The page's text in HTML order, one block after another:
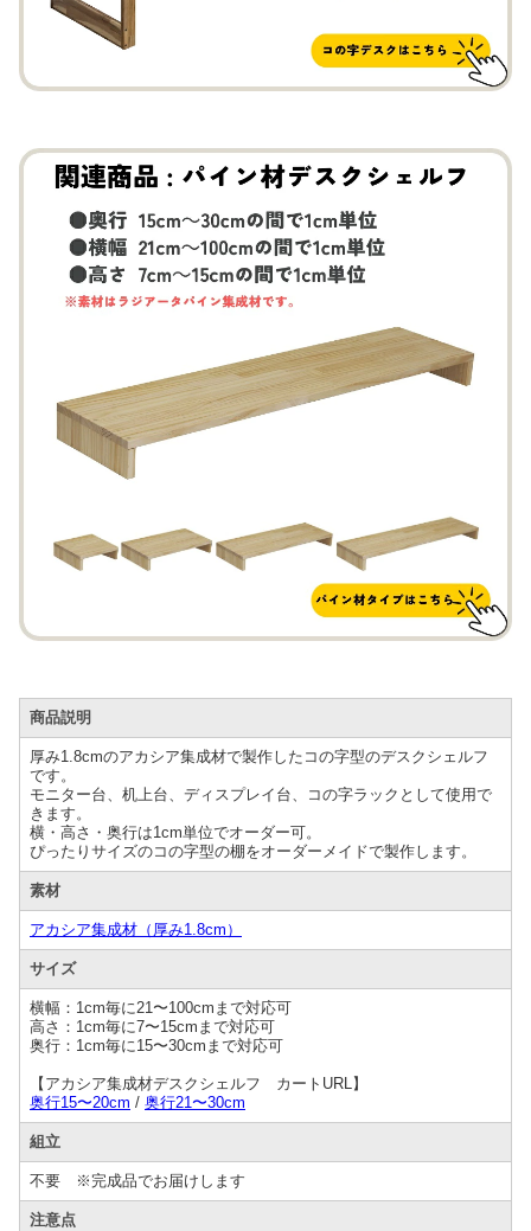
商品説明
厚み1.8cmのアカシア集成材で製作したコの字型のデスクシェルフ
です。
モニター台、机上台、ディスプレイ台、コの字ラックとして使用で
きます。
横・高さ・奥行は1cm単位でオーダー可。
ぴったりサイズのコの字型の棚をオーダーメイドで製作します。
素材
アカシア集成材（厚み1.8cm）
サイズ
横幅：1cm毎に21〜100cmまで対応可
高さ：1cm毎に7〜15cmまで対応可
奥行：1cm毎に15〜30cmまで対応可
【アカシア集成材デスクシェルフ カートURL】
奥行15〜20cm / 奥行21〜30cm
組立
不要 ※完成品でお届けします
注意点